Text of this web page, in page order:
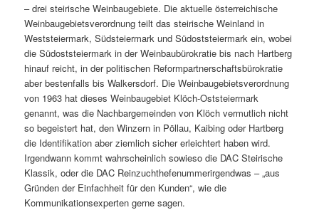
– drei steirische Weinbaugebiete. Die aktuelle österreichische
Weinbaugebietsverordnung teilt das steirische Weinland in
Weststeiermark, Südsteiermark und Südoststeiermark ein, wobei
die Südoststeiermark in der Weinbaubürokratie bis nach Hartberg
hinauf reicht, in der politischen Reformpartnerschaftsbürokratie
aber bestenfalls bis Walkersdorf. Die Weinbaugebietsverordnung
von 1963 hat dieses Weinbaugebiet Klöch-Oststeiermark
genannt, was die Nachbargemeinden von Klöch vermutlich nicht
so begeistert hat, den Winzern in Pöllau, Kaibing oder Hartberg
die Identifikation aber ziemlich sicher erleichtert haben wird.
Irgendwann kommt wahrscheinlich sowieso die DAC Steirische
Klassik, oder die DAC Reinzuchthefenummerirgendwas – „aus
Gründen der Einfachheit für den Kunden“, wie die
Kommunikationsexperten gerne sagen.